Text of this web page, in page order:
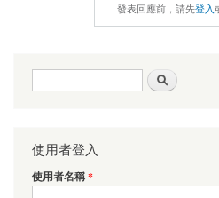
發表回應前，請先登入
搜尋表單
使用者登入
使用者名稱*